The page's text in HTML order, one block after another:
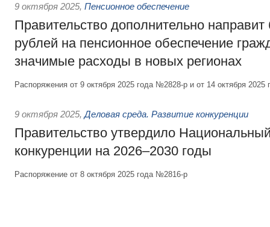
9 октября 2025, Пенсионное обеспечение
Правительство дополнительно
рублей на пенсионное обеспечение
значимые расходы в новых регионах
Распоряжения от 9 октября 2025 года №2828-р и от 14 октября
9 октября 2025, Деловая среда. Развитие конкуренции
Правительство утвердило
конкуренции на 2026–2030 годы
Распоряжение от 8 октября 2025 года №2816-р